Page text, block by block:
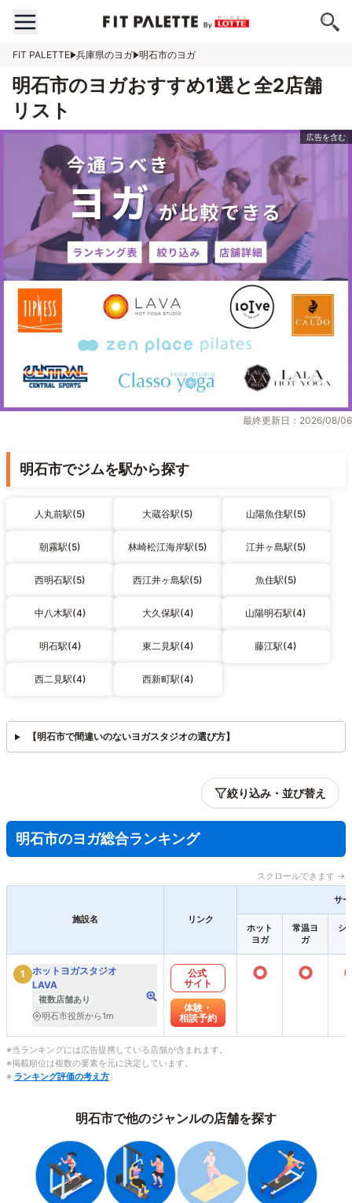
FIT PALETTE 兵庫県のヨガ 明石市のヨガ
明石市のヨガおすすめ1選と全2店舗
リスト
最終更新日：2026/08/06
明石市でジムを駅から探す
人丸前駅(5) 大蔵谷駅(5) 山陽魚住駅(5)
朝霧駅(5) 林崎松江海岸駅(5) 江井ヶ島駅(5)
西明石駅(5) 西江井ヶ島駅(5) 魚住駅(5)
中八木駅(4) 大久保駅(4) 山陽明石駅(4)
明石駅(4) 東二見駅(4) 藤江駅(4)
西二見駅(4) 西新町駅(4)
【明石市で間違いのないヨガスタジオの選び方】
絞り込み・並び替え
明石市のヨガ総合ランキング
スクロールできます →
施設名 リンク
サ
ホット
ヨガ
常温ヨ
ガ
シ
1
ホットヨガスタジオ
LAVA
複数店舗あり
明石市役所から1m
公式
サイト
体験・
相談予約
○ ○
※当ランキングには広告提携している店舗が含まれます。
※掲載順位は複数の要素を元に決定しています。
※ ランキング評価の考え方
明石市で他のジャンルの店舗を探す